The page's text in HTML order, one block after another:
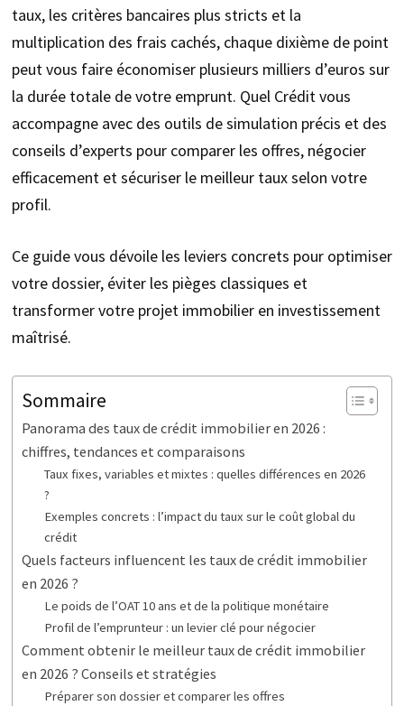
taux, les critères bancaires plus stricts et la
multiplication des frais cachés, chaque dixième de point
peut vous faire économiser plusieurs milliers d’euros sur
la durée totale de votre emprunt. Quel Crédit vous
accompagne avec des outils de simulation précis et des
conseils d’experts pour comparer les offres, négocier
efficacement et sécuriser le meilleur taux selon votre
profil.
Ce guide vous dévoile les leviers concrets pour optimiser
votre dossier, éviter les pièges classiques et
transformer votre projet immobilier en investissement
maîtrisé.
Sommaire
Panorama des taux de crédit immobilier en 2026 :
chiffres, tendances et comparaisons
Taux fixes, variables et mixtes : quelles différences en 2026
?
Exemples concrets : l’impact du taux sur le coût global du
crédit
Quels facteurs influencent les taux de crédit immobilier
en 2026 ?
Le poids de l’OAT 10 ans et de la politique monétaire
Profil de l’emprunteur : un levier clé pour négocier
Comment obtenir le meilleur taux de crédit immobilier
en 2026 ? Conseils et stratégies
Préparer son dossier et comparer les offres